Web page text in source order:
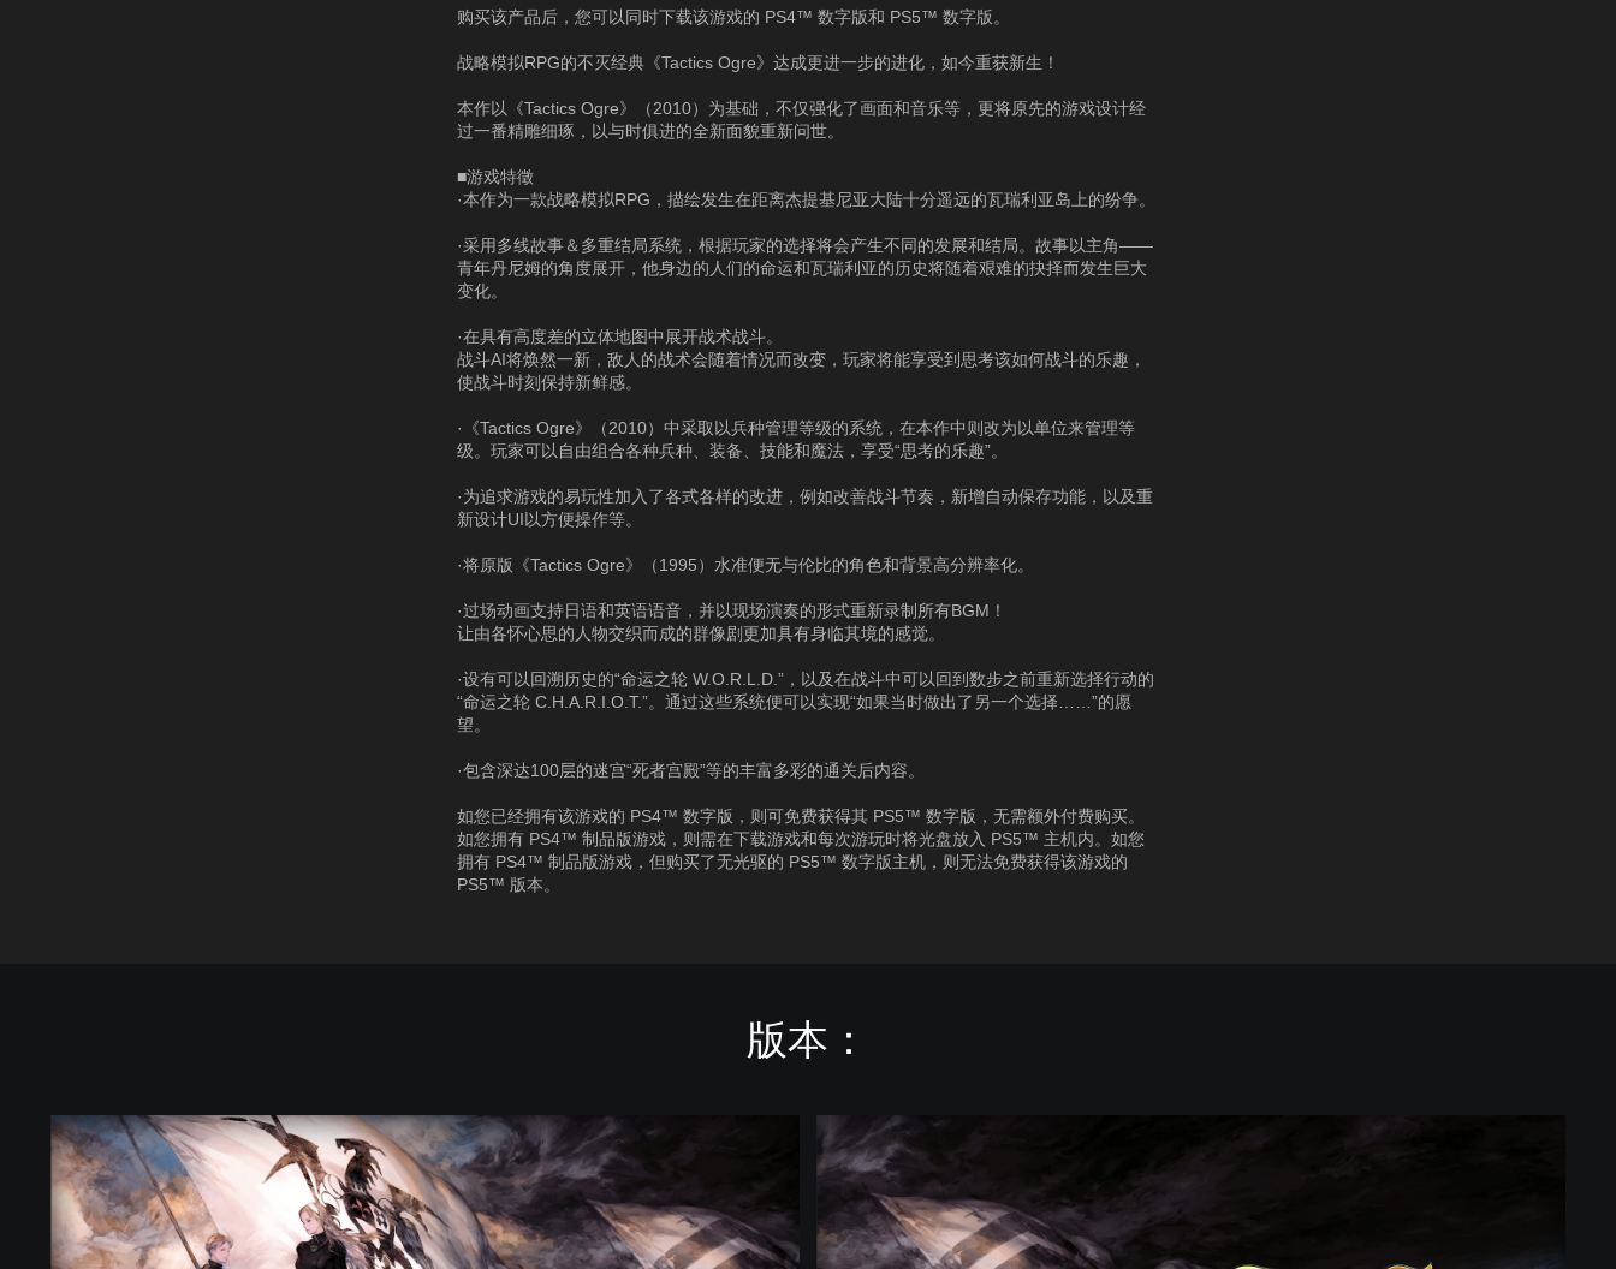
购买该产品后，您可以同时下载该游戏的 PS4™ 数字版和 PS5™ 数字版。
战略模拟RPG的不灭经典《Tactics Ogre》达成更进一步的进化，如今重获新生！
本作以《Tactics Ogre》（2010）为基础，不仅强化了画面和音乐等，更将原先的游戏设计经
过一番精雕细琢，以与时俱进的全新面貌重新问世。
■游戏特徵
·本作为一款战略模拟RPG，描绘发生在距离杰提基尼亚大陆十分遥远的瓦瑞利亚岛上的纷争。
·采用多线故事＆多重结局系统，根据玩家的选择将会产生不同的发展和结局。故事以主角——
青年丹尼姆的角度展开，他身边的人们的命运和瓦瑞利亚的历史将随着艰难的抉择而发生巨大
变化。
·在具有高度差的立体地图中展开战术战斗。
战斗AI将焕然一新，敌人的战术会随着情况而改变，玩家将能享受到思考该如何战斗的乐趣，
使战斗时刻保持新鲜感。
·《Tactics Ogre》（2010）中采取以兵种管理等级的系统，在本作中则改为以单位来管理等
级。玩家可以自由组合各种兵种、装备、技能和魔法，享受“思考的乐趣”。
·为追求游戏的易玩性加入了各式各样的改进，例如改善战斗节奏，新增自动保存功能，以及重
新设计UI以方便操作等。
·将原版《Tactics Ogre》（1995）水准便无与伦比的角色和背景高分辨率化。
·过场动画支持日语和英语语音，并以现场演奏的形式重新录制所有BGM！
让由各怀心思的人物交织而成的群像剧更加具有身临其境的感觉。
·设有可以回溯历史的“命运之轮 W.O.R.L.D.”，以及在战斗中可以回到数步之前重新选择行动的
“命运之轮 C.H.A.R.I.O.T.”。通过这些系统便可以实现“如果当时做出了另一个选择……”的愿
望。
·包含深达100层的迷宫“死者宫殿”等的丰富多彩的通关后内容。
如您已经拥有该游戏的 PS4™ 数字版，则可免费获得其 PS5™ 数字版，无需额外付费购买。
如您拥有 PS4™ 制品版游戏，则需在下载游戏和每次游玩时将光盘放入 PS5™ 主机内。如您
拥有 PS4™ 制品版游戏，但购买了无光驱的 PS5™ 数字版主机，则无法免费获得该游戏的
PS5™ 版本。
版本：
S
t
g
t